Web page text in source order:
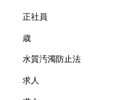
正社員
歳
水質汚濁防止法
求人